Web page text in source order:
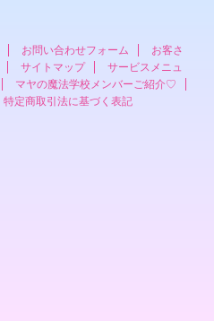
お問い合わせフォーム
お客さ
サイトマップ
サービスメニュ
マヤの魔法学校メンバーご紹介♡
特定商取引法に基づく表記